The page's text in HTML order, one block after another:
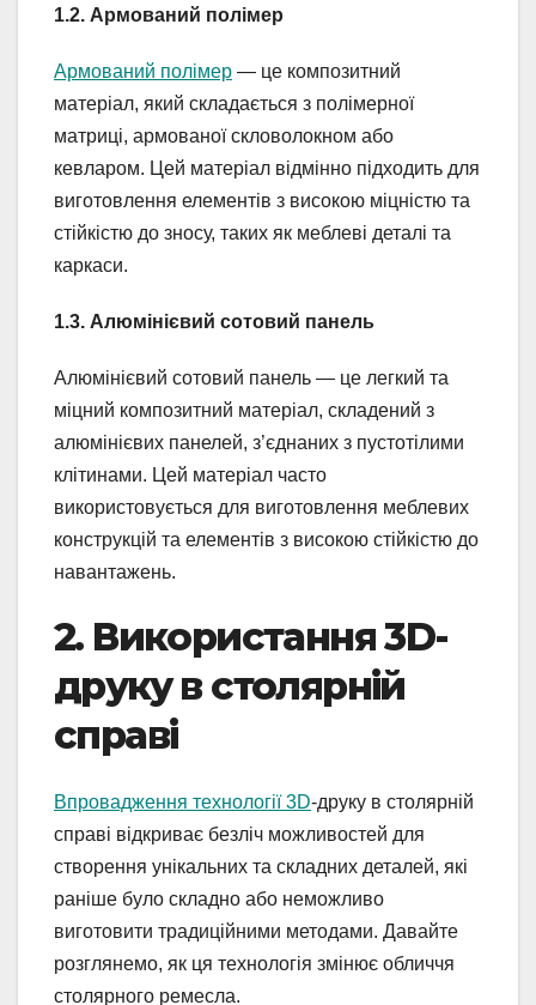
1.2. Армований полімер
Армований полімер — це композитний
матеріал, який складається з полімерної
матриці, армованої скловолокном або
кевларом. Цей матеріал відмінно підходить для
виготовлення елементів з високою міцністю та
стійкістю до зносу, таких як меблеві деталі та
каркаси.
1.3. Алюмінієвий сотовий панель
Алюмінієвий сотовий панель — це легкий та
міцний композитний матеріал, складений з
алюмінієвих панелей, з’єднаних з пустотілими
клітинами. Цей матеріал часто
використовується для виготовлення меблевих
конструкцій та елементів з високою стійкістю до
навантажень.
2. Використання 3D-
друку в столярній
справі
Впровадження технології 3D-друку в столярній
справі відкриває безліч можливостей для
створення унікальних та складних деталей, які
раніше було складно або неможливо
виготовити традиційними методами. Давайте
розглянемо, як ця технологія змінює обличчя
столярного ремесла.